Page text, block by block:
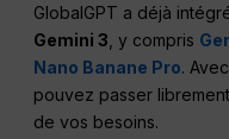
GlobalGPT a déjà
Gemini 3 , y compris
Nano Banane Pro.
pouvez passer
de vos besoins.